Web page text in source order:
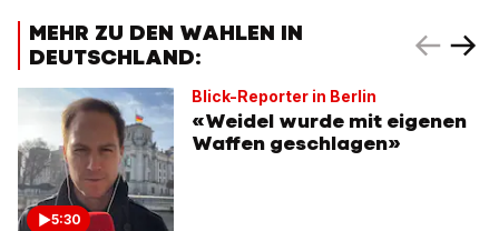
MEHR ZU DEN WAHLEN IN
DEUTSCHLAND:
5:30
Blick-Reporter in Berlin
«Weidel wurde mit eigenen
Waffen geschlagen»